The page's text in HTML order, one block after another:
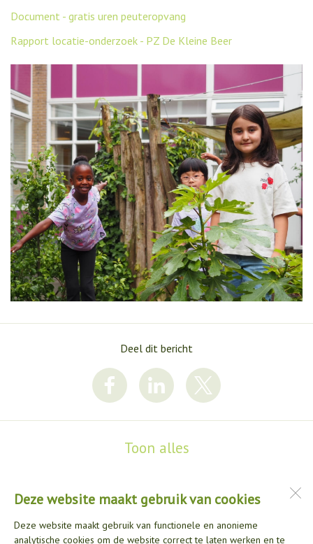
Deze website maakt gebruik van cookies
Deze website maakt gebruik van functionele en anonieme
analytische cookies om de website correct te laten werken en te
Document - gratis uren peuteropvang
Rapport locatie-onderzoek - PZ De Kleine Beer
Deel dit bericht
Toon alles
Paus Joannesschool
3076 RK Rotterdam